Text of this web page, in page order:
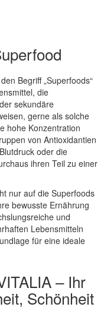
Begriff „Superfoods“
die
sekundäre
gerne als solche
hohe Konzentration
von Antioxidantien
oder die
ihren Teil zu einer
nur auf die Superfoods
bewusste Ernährung
und
Lebensmitteln
für eine ideale
– Ihr
Schönheit